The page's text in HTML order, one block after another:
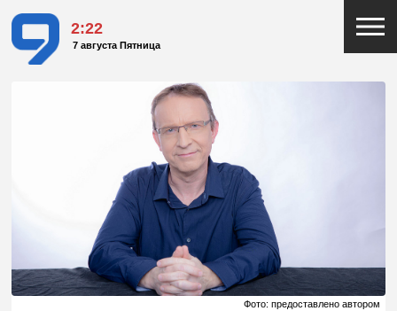
2:22
7 августа Пятница
Фото: предоставлено автором